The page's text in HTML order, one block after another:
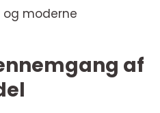
og moderne
af